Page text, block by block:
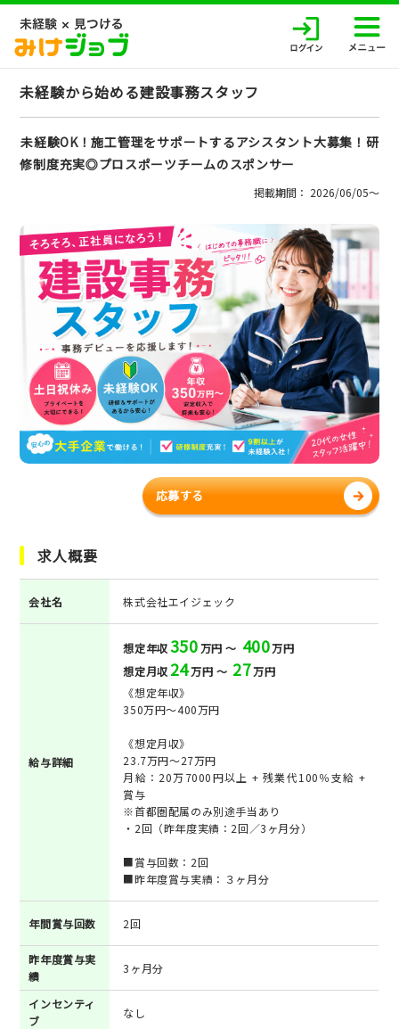
未経験から始める建設事務スタッフ
未経験OK！施工管理をサポートするアシスタント大募集！研
修制度充実◎プロスポーツチームのスポンサー
掲載期間： 2026/06/05〜
応募する
求人概要
会社名 株式会社エイジェック
給与詳細
想定年収350万円 ～ 400万円
想定月収 24万円 ～ 27万円
《想定年収》
350万円～400万円
《想定月収》
23.7万円～27万円
月給：20万7000円以上 + 残業代100％支給 +
賞与
※首都圏配属のみ別途手当あり
・2回（昨年度実績：2回／3ヶ月分）
■賞与回数：2回
■昨年度賞与実績：３ヶ月分
年間賞与回数 2回
昨年度賞与実
績
3ヶ月分
インセンティ
ブ
なし